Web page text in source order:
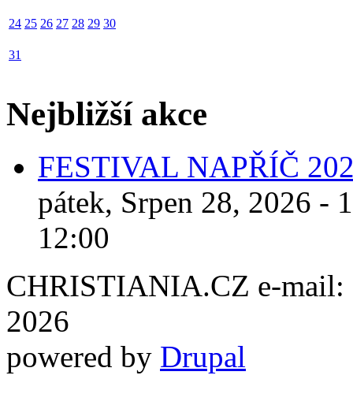
24 25 26 27 28 29 30
31
Nejbližší akce
FESTIVAL NAPŘÍČ
pátek, Srpen 28, 2026 -
12:00
CHRISTIANIA.CZ e-mail:
2026
powered by Drupal